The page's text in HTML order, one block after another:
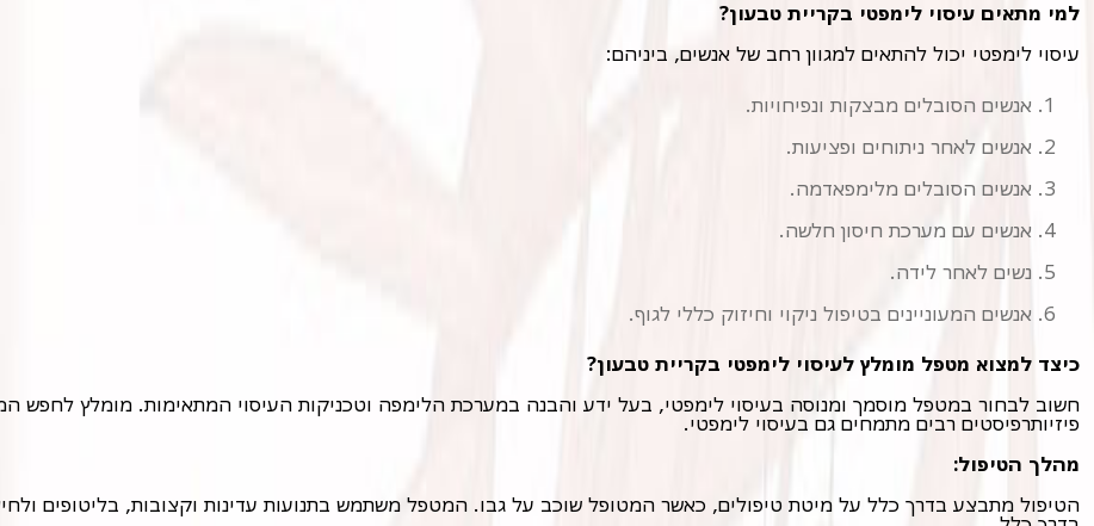
למי מתאים עיסוי לימפטי בקריית טבעון?
עיסוי לימפטי יכול להתאים למגוון רחב של אנשים, ביניהם:
אנשים הסובלים מבצקות ונפיחויות.
אנשים לאחר ניתוחים ופציעות.
אנשים הסובלים מלימפאדמה.
אנשים עם מערכת חיסון חלשה.
נשים לאחר לידה.
אנשים המעוניינים בטיפול ניקוי וחיזוק כללי לגוף.
כיצד למצוא מטפל מומלץ לעיסוי לימפטי בקריית טבעון?
פיזיותרפיסטים רבים מתמחים גם בעיסוי לימפטי.
מהלך הטיפול: